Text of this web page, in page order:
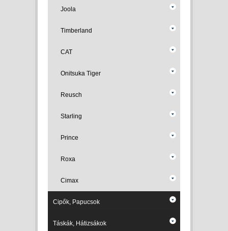
Joola
Timberland
CAT
Onitsuka Tiger
Reusch
Starling
Prince
Roxa
Cimax
Cipők, Papucsok
Táskák, Hátizsákok